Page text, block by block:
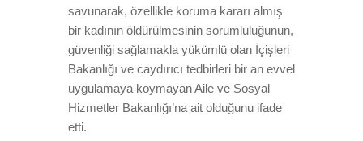
savunarak, özellikle koruma kararı almış
bir kadının öldürülmesinin sorumluluğunun,
güvenliği sağlamakla yükümlü olan İçişleri
Bakanlığı ve caydırıcı tedbirleri bir an evvel
uygulamaya koymayan Aile ve Sosyal
Hizmetler Bakanlığı’na ait olduğunu ifade
etti.